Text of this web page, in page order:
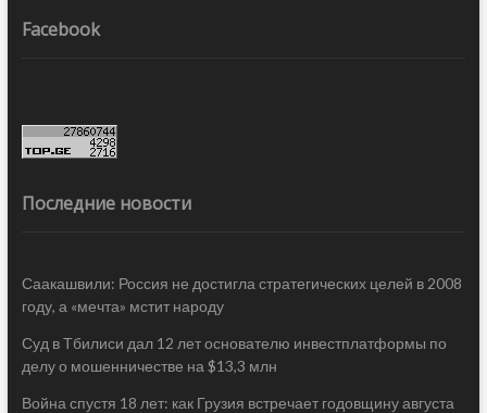
Facebook
Последние новости
Саакашвили: Россия не достигла стратегических целей в 2008
году, а «мечта» мстит народу
Суд в Тбилиси дал 12 лет основателю инвестплатформы по
делу о мошенничестве на $13,3 млн
Война спустя 18 лет: как Грузия встречает годовщину августа